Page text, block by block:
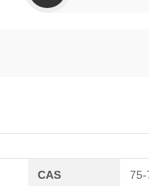
CAS 75-